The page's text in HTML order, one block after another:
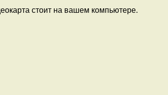
стоит на вашем компьютере.